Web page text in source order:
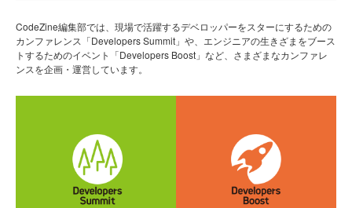
CodeZine編集部では、現場で活躍するデベロッパーをスターにするための
カンファレンス「Developers Summit」や、エンジニアの生きざまをブース
トするためのイベント「Developers Boost」など、さまざまなカンファレ
ンスを企画・運営しています。